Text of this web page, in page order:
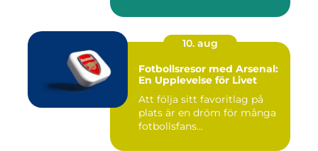
10. aug
Fotbollsresor med Arsenal:
En Upplevelse för Livet
Att följa sitt favoritlag på
plats är en dröm för många
fotbollsfans...